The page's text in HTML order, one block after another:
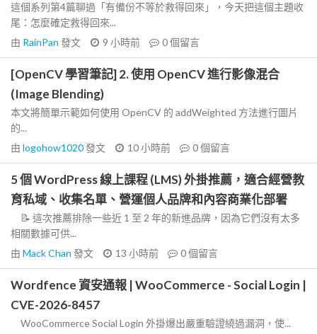
這個系列第4篇聊過「有備份不等於救得回來」，今天把這個主題收
尾：怎麼確定救得回來...
由 RainPan 發文 9 小時前 0個留言
[OpenCV 學習筆記] 2. 使用 OpenCV 進行影像混合
(Image Blending)
本文將簡單示範如何使用 OpenCV 的 addWeighted 方法進行圖片
的...
由 logohow1020發文 10 小時前 0個留言
5 個 WordPress 線上課程 (LMS) 外掛推薦，適合經營教
育私域、收集名單、營運個人品牌和內容商業化部署
📝 這次推薦排除一些近 1 至 2 年的新進品牌，因為它們沒有太多
相關數據可供...
由 Mack Chan 發文 13 小時前 0個留言
Wordfence 資安通報 | WooCommerce - Social Login |
CVE-2026-8457
WooCommerce Social Login 外掛爆出嚴重驗證繞過漏洞，使...